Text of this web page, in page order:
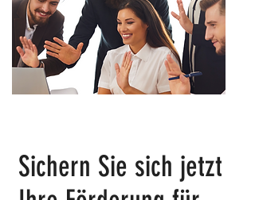
Sichern Sie sich jetzt